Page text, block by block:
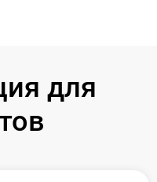
для